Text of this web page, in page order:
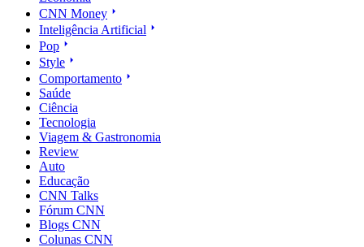
CNN Money
Inteligência Artificial
Pop
Style
Comportamento
Saúde
Ciência
Tecnologia
Viagem & Gastronomia
Review
Auto
Educação
CNN Talks
Fórum CNN
Blogs CNN
Colunas CNN